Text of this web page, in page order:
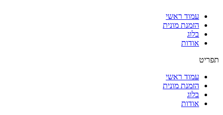
עמוד ראשי
הזמנת מונית
בלוג
אודות
תפריט
עמוד ראשי
הזמנת מונית
בלוג
אודות